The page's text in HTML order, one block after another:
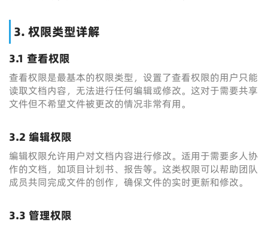
3. 权限类型详解
3.1 查看权限
查看权限是最基本的权限类型，设置了查看权限的用户只能
读取文档内容，无法进行任何编辑或修改。这对于需要共享
文件但不希望文件被更改的情况非常有用。
3.2 编辑权限
编辑权限允许用户对文档内容进行修改。适用于需要多人协
作的文档，如项目计划书、报告等。这类权限可以帮助团队
成员共同完成文件的创作，确保文件的实时更新和修改。
3.3 管理权限